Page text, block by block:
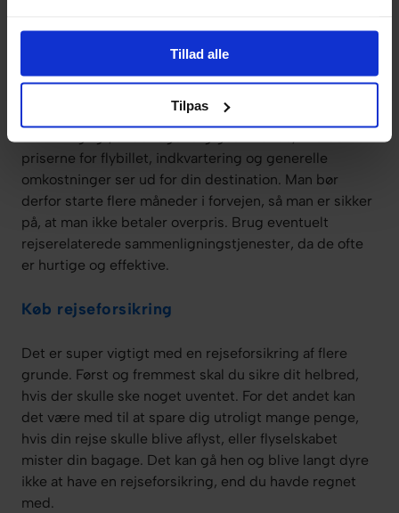
Tillad alle
Tilpas
kommer til rejselån, har vi altså et par tip, som du kan
priserne for flybillet, indkvartering og generelle
omkostninger ser ud for din destination. Man bør
derfor starte flere måneder i forvejen, så man er sikker
på, at man ikke betaler overpris. Brug eventuelt
rejserelaterede sammenligningstjenester, da de ofte
er hurtige og effektive.
Køb rejseforsikring
Det er super vigtigt med en rejseforsikring af flere
grunde. Først og fremmest skal du sikre dit helbred,
hvis der skulle ske noget uventet. For det andet kan
det være med til at spare dig utroligt mange penge,
hvis din rejse skulle blive aflyst, eller flyselskabet
mister din bagage. Det kan gå hen og blive langt dyre
ikke at have en rejseforsikring, end du havde regnet
med.